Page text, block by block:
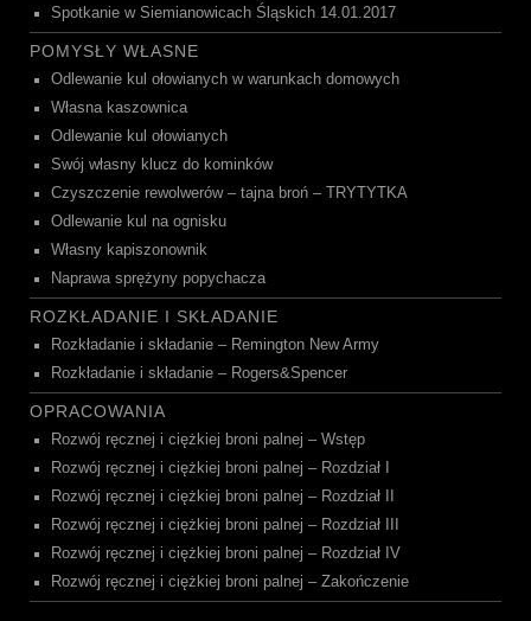
Spotkanie w Siemianowicach Śląskich 14.01.2017
POMYSŁY WŁASNE
Odlewanie kul ołowianych w warunkach domowych
Własna kaszownica
Odlewanie kul ołowianych
Swój własny klucz do kominków
Czyszczenie rewolwerów – tajna broń – TRYTYTKA
Odlewanie kul na ognisku
Własny kapiszonownik
Naprawa sprężyny popychacza
ROZKŁADANIE I SKŁADANIE
Rozkładanie i składanie – Remington New Army
Rozkładanie i składanie – Rogers&Spencer
OPRACOWANIA
Rozwój ręcznej i ciężkiej broni palnej – Wstęp
Rozwój ręcznej i ciężkiej broni palnej – Rozdział I
Rozwój ręcznej i ciężkiej broni palnej – Rozdział II
Rozwój ręcznej i ciężkiej broni palnej – Rozdział III
Rozwój ręcznej i ciężkiej broni palnej – Rozdział IV
Rozwój ręcznej i ciężkiej broni palnej – Zakończenie